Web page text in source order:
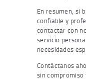
En resumen, si
confiable y
contactar con
servicio
necesidades
Contáctanos
sin compromiso